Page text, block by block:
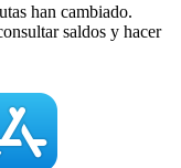
han cambiado.
saldos y hacer